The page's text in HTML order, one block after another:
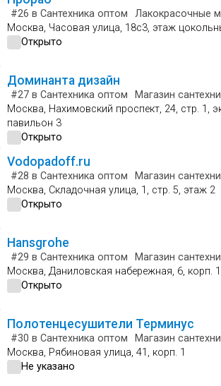
#26 в Сантехника оптом Лакокрасочные
Москва, Часовая улица, 18с3, этаж
Открыто
Доминанта дизайн
#27 в Сантехника оптом
Магазин
Москва, Нахимовский проспект, 24, стр. 1,
павильон 3
Открыто
Vodopadoff.ru
#28 в Сантехника оптом Магазин
Москва, Складочная улица, 1, стр. 5, этаж 2
Открыто
Hansgrohe
#29 в Сантехника оптом Магазин
Москва, Даниловская набережная, 6, корп.
Открыто
Полотенцесушители Терминус
#30 в Сантехника оптом Магазин
Москва, Рябиновая улица, 41, корп. 1
Не указано